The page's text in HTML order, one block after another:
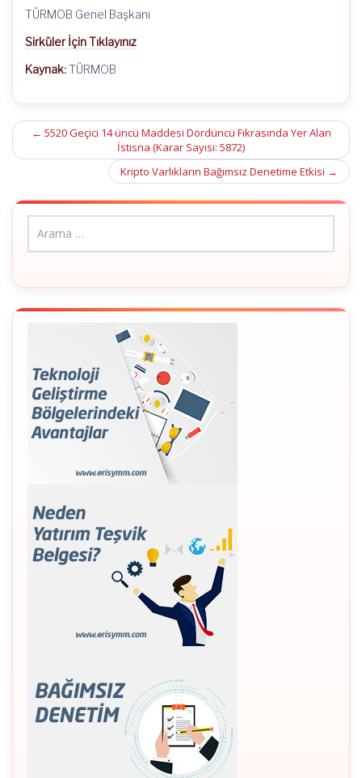
TÜRMOB Genel Başkanı
Sirküler İçin Tıklayınız
Kaynak:TÜRMOB
Post
navigation
← 5520 Geçici 14 üncü Maddesi Dördüncü Fıkrasında Yer Alan
İstisna (Karar Sayısı: 5872)
Kripto Varlıkların Bağımsız Denetime Etkisi →